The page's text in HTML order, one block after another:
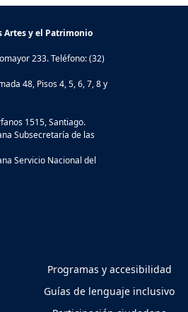
Artes y el Patrimonio
233. Teléfono: (32)
48, Pisos 4, 5, 6, 7, 8 y
1515, Santiago.
Subsecretaría de las
Servicio Nacional del
Programas y accesibilidad
Guías de lenguaje inclusivo